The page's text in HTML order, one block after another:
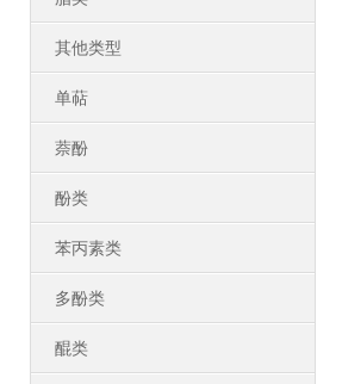
其他类型
单萜
萘酚
酚类
苯丙素类
多酚类
醌类